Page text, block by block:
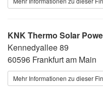
KNK Thermo Solar
Kennedyallee 89
60596 Frankfurt am Main
Mehr Informationen zu dieser